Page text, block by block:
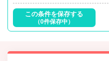
この条件を保存する
（0件保存中）